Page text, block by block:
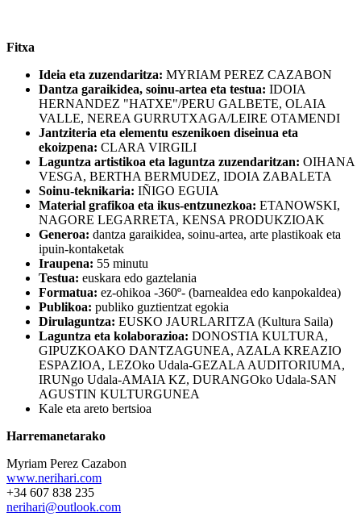
Fitxa
Ideia eta zuzendaritza: MYRIAM PEREZ CAZABON
Dantza garaikidea, soinu-artea eta testua: IDOIA
HERNANDEZ "HATXE"/PERU GALBETE, OLAIA
VALLE, NEREA GURRUTXAGA/LEIRE OTAMENDI
Jantziteria eta elementu eszenikoen diseinua eta
ekoizpena: CLARA VIRGILI
Laguntza artistikoa eta laguntza zuzendaritzan: OIHANA
VESGA, BERTHA BERMUDEZ, IDOIA ZABALETA
Soinu-teknikaria: IÑIGO EGUIA
Material grafikoa eta ikus-entzunezkoa: ETANOWSKI,
NAGORE LEGARRETA, KENSA PRODUKZIOAK
Generoa: dantza garaikidea, soinu-artea, arte plastikoak eta
ipuin-kontaketak
Iraupena: 55 minutu
Testua: euskara edo gaztelania
Formatua: ez-ohikoa -360º- (barnealdea edo kanpokaldea)
Publikoa: publiko guztientzat egokia
Dirulaguntza: EUSKO JAURLARITZA (Kultura Saila)
Laguntza eta kolaborazioa: DONOSTIA KULTURA,
GIPUZKOAKO DANTZAGUNEA, AZALA KREAZIO
ESPAZIOA, LEZOko Udala-GEZALA AUDITORIUMA,
IRUNgo Udala-AMAIA KZ, DURANGOko Udala-SAN
AGUSTIN KULTURGUNEA
Kale eta areto bertsioa
Harremanetarako
Myriam Perez Cazabon
www.nerihari.com
+34 607 838 235
nerihari@outlook.com